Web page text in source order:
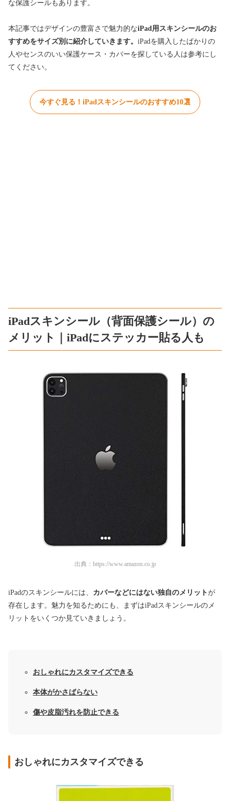
な保護シールもあります。
本記事ではデザインの豊富さで魅力的なiPad用スキンシールのお
すすめをサイズ別に紹介していきます。 iPadを購入したばかりの
人やセンスのいい保護ケース・カバーを探している人は参考にし
てください。
今すぐ見る！iPadスキンシールのおすすめ10選
iPadスキンシール（背面保護シール）の
メリット｜iPadにステッカー貼る人も
出典： https://www.amazon.co.jp
iPadのスキンシールには、 カバーなどにはない独自のメリットが
存在します。魅力を知るためにも、まずはiPadスキンシールのメ
リットをいくつか見ていきましょう。
おしゃれにカスタマイズできる
本体がかさばらない
傷や皮脂汚れを防止できる
おしゃれにカスタマイズできる